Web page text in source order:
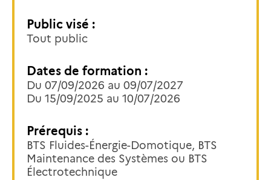
Public visé :
Tout public
Dates de formation :
Du 07/09/2026 au 09/07/2027
Du 15/09/2025 au 10/07/2026
Prérequis :
BTS Fluides-Énergie-Domotique, BTS
Maintenance des Systèmes ou BTS
Électrotechnique